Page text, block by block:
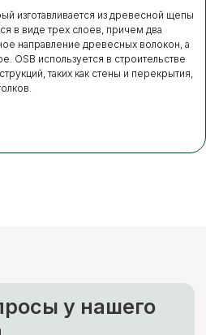
изготавливается из древесной щепы
в виде трех слоев, причем два
направление древесных волокон, а
OSB используется в строительстве
таких как стены и перекрытия,